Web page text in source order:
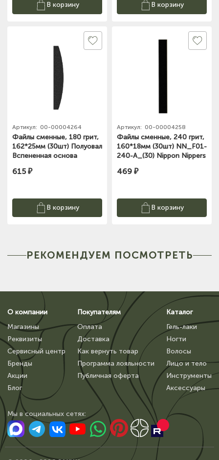
В корзину В корзину
Артикул: 00-00004264
Файлы сменные, 180 грит,
162*25мм (30шт) Полуовал
Вспененная основа
Nippon Nippers
615 ₽
В корзину
Артикул: 00-00004258
Файлы сменные, 240 грит,
160*18мм (30шт) NN_F01-
240-A_(30) Nippon Nippers
469 ₽
В корзину
РЕКОМЕНДУЕМ ПОСМОТРЕТЬ
О компании
Магазины
Реквизиты
Сервисный центр
Бренды
Акции
Блог
Покупателям
Оплата
Доставка
Как вернуть товар
Программа лояльности
Публичная оферта
Каталог
Гель-лаки
Ногти
Волосы
Лицо и тело
Инструменты
Аксессуары
Мы в сoциальных сетях: